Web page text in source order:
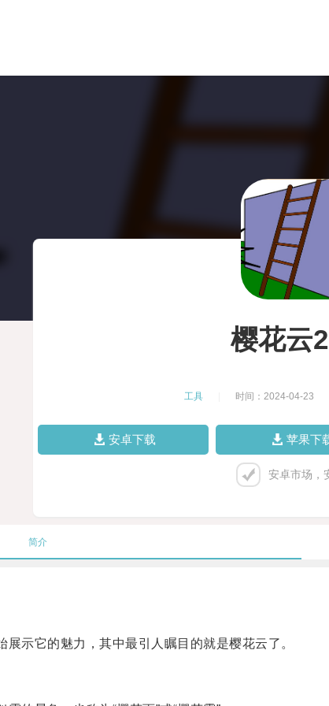
樱花云
工具 时间：2024-04-23
安卓下载 苹果下
安卓市场，
简介
示它的魅力，其中最引人瞩目的就是樱花云了。